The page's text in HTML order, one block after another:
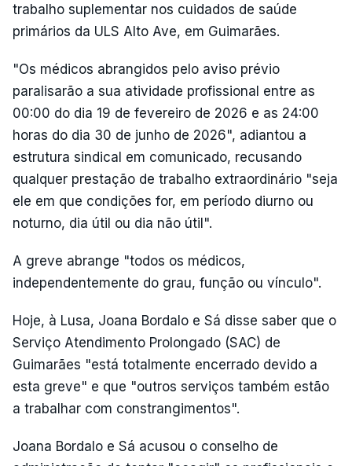
trabalho suplementar nos cuidados de saúde
primários da ULS Alto Ave, em Guimarães.
"Os médicos abrangidos pelo aviso prévio
paralisarão a sua atividade profissional entre as
00:00 do dia 19 de fevereiro de 2026 e as 24:00
horas do dia 30 de junho de 2026", adiantou a
estrutura sindical em comunicado, recusando
qualquer prestação de trabalho extraordinário "seja
ele em que condições for, em período diurno ou
noturno, dia útil ou dia não útil".
A greve abrange "todos os médicos,
independentemente do grau, função ou vínculo".
Hoje, à Lusa, Joana Bordalo e Sá disse saber que o
Serviço Atendimento Prolongado (SAC) de
Guimarães "está totalmente encerrado devido a
esta greve" e que "outros serviços também estão
a trabalhar com constrangimentos".
Joana Bordalo e Sá acusou o conselho de